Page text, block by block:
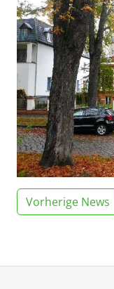
Vorherige News